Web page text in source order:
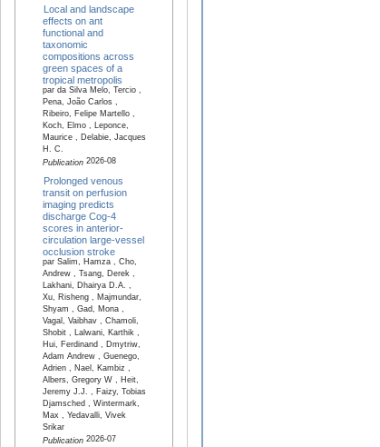
Local and landscape
effects on ant
functional and
taxonomic
compositions across
green spaces of a
tropical metropolis
par da Silva Melo, Tercio ,
Pena, João Carlos ,
Ribeiro, Felipe Martello ,
Koch, Elmo , Leponce,
Maurice , Delabie, Jacques
H. C.
Publication2026-08
Prolonged venous
transit on perfusion
imaging predicts
discharge Cog-4
scores in anterior-
circulation large-vessel
occlusion stroke
par Salim, Hamza , Cho,
Andrew , Tsang, Derek ,
Lakhani, Dhairya D.A. ,
Xu, Risheng , Majmundar,
Shyam , Gad, Mona ,
Vagal, Vaibhav , Chamoli,
Shobit , Lalwani, Karthik ,
Hui, Ferdinand , Dmytriw,
Adam Andrew , Guenego,
Adrien , Nael, Kambiz ,
Albers, Gregory W , Heit,
Jeremy J.J. , Faizy, Tobias
Djamsched , Wintermark,
Max , Yedavalli, Vivek
Srikar
Publication2026-07